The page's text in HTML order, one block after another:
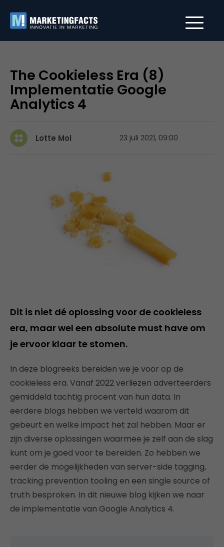
The Cookieless Era (8)
Implementatie Google
Analytics 4
Lotte Mol 23 juli 2021, 09:00
Dit is niet dé oplossing voor de cookieless
era, maar wel een absolute must have om
je ervoor klaar te stomen.
In deze blogreeks bereiden we je voor op de
cookieless era. Vanaf 2022 verliezen adverteerders
gemiddeld tachtig procent van hun data. In
eerdere blogs hebben we verteld waarom dit
gebeurt en welke impact het zal hebben. Maar er
zijn diverse oplossingen waarmee je zelf aan de slag
kunt om je goed voor te bereiden. Zo hebben we
eerder de mogelijkheden van server-side tagging,
tracking prevention tooling en een single source of
truth besproken. In dit nieuwe blog kijken we naar
de implementatie van Google Analytics 4.